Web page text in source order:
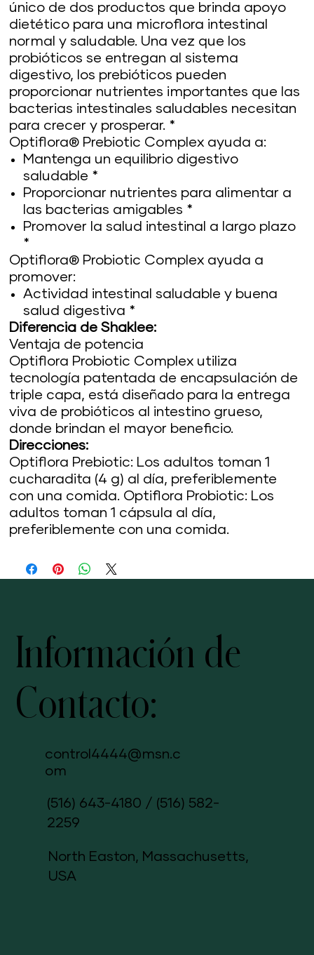
único de dos productos que brinda apoyo
dietético para una microflora intestinal
normal y saludable. Una vez que los
probióticos se entregan al sistema
digestivo, los prebióticos pueden
proporcionar nutrientes importantes que las
bacterias intestinales saludables necesitan
para crecer y prosperar. *
Optiflora® Prebiotic Complex ayuda a:
Mantenga un equilibrio digestivo
saludable *
Proporcionar nutrientes para alimentar a
las bacterias amigables *
Promover la salud intestinal a largo plazo
*
Optiflora® Probiotic Complex ayuda a
promover:
Actividad intestinal saludable y buena
salud digestiva *
Diferencia de Shaklee:
Ventaja de potencia
Optiflora Probiotic Complex utiliza
tecnología patentada de encapsulación de
triple capa, está diseñado para la entrega
viva de probióticos al intestino grueso,
donde brindan el mayor beneficio.
Direcciones:
Optiflora Prebiotic: Los adultos toman 1
cucharadita (4 g) al día, preferiblemente
con una comida. Optiflora Probiotic: Los
adultos toman 1 cápsula al día,
preferiblemente con una comida.
Información de
Contacto:
control4444@msn.c
om
(516) 643-4180 / (516) 582-
2259
North Easton, Massachusetts,
USA